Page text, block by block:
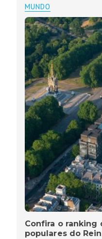
MUNDO
Confira o ranking
populares do